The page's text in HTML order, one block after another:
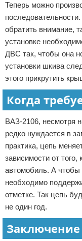
Теперь можно
обратить внимание,
установке
ДВС так, чтобы она
установки шкива
этого прикрутить
Когда
ВАЗ-2106, несмотря
редко нуждается в
практика, цепь
зависимости от
автомобиль. А
необходимо
отметке. Так цепь
не один год.
Заключение